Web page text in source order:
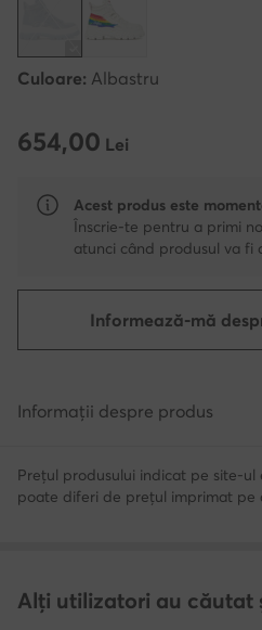
Culoare: Albastru
654,00 Lei
654,00 Lei
Acest produs este
Înscrie-te pentru a primi
atunci când produsul va fi
Informează-mă
Informații despre produs
Prețul produsului indicat pe site-ul
poate diferi de prețul imprimat pe
Alți utilizatori au căutat